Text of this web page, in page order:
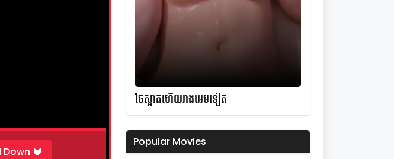
Down
ចែស្អាតហើយរាងអេមទៀត
Popular Movies